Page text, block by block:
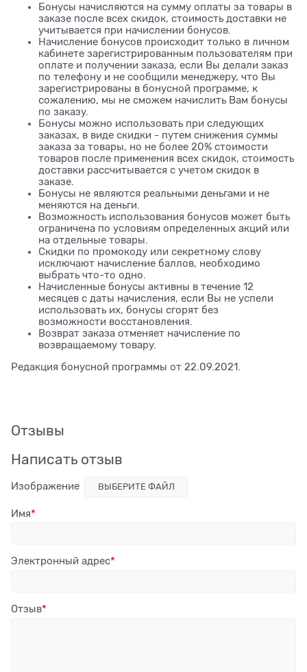
Бонусы начисляются на сумму оплаты за товары в
заказе после всех скидок, стоимость доставки не
учитывается при начислении бонусов.
Начисление бонусов происходит только в личном
кабинете зарегистрированным пользователям при
оплате и получении заказа, если Вы делали заказ
по телефону и не сообщили менеджеру, что Вы
зарегистрированы в бонусной программе, к
сожалению, мы не сможем начислить Вам бонусы
по заказу.
Бонусы можно использовать при следующих
заказах, в виде скидки - путем снижения суммы
заказа за товары, но не более 20% стоимости
товаров после применения всех скидок, стоимость
доставки рассчитывается с учетом скидок в
заказе.
Бонусы не являются реальными деньгами и не
меняются на деньги.
Возможность использования бонусов может быть
ограничена по условиям определенных акций или
на отдельные товары.
Скидки по промокоду или секретному слову
исключают начисление баллов, необходимо
выбрать что-то одно.
Начисленные бонусы активны в течение 12
месяцев с даты начисления, если Вы не успели
использовать их, бонусы сгорят без
возможности восстановления.
Возврат заказа отменяет начисление по
возвращаемому товару.
Редакция бонусной программы от 22.09.2021.
Отзывы
Написать отзыв
Изображение ВЫБЕРИТЕ ФАЙЛ
Имя
Электронный адрес
Отзыв